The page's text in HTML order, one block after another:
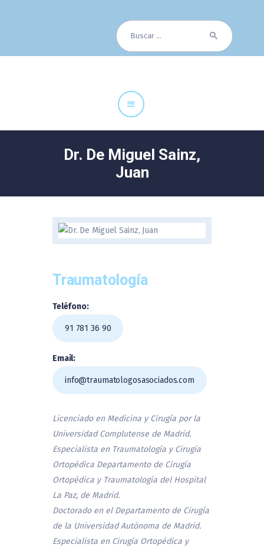
Buscar:
Dr. De Miguel Sainz,
Juan
Cuadro Médico
Especialidades
Traumatología
Teléfono:
91 781 36 90
Email:
info@traumatologosasociados.com
Licenciado en Medicina y Cirugía por la
Universidad Complutense de Madrid.
Especialista en Traumatología y Cirugía
Ortopédica Departamento de Cirugía
Ortopédica y Traumatología del Hospital
La Paz, de Madrid.
Doctorado en el Departamento de Cirugía
de la Universidad Autónoma de Madrid.
Especialista en Cirugía Ortopédica y